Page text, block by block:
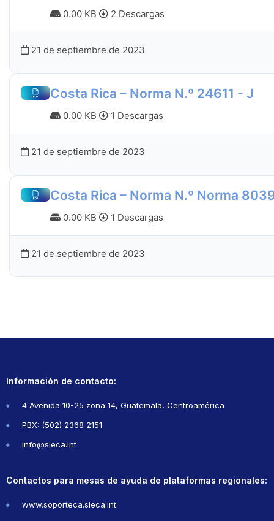
0.00 KB 2 Descargas
21 de septiembre de 2023
Costa Rica – Norma N.º 24611 - J
0.00 KB 1 Descargas
21 de septiembre de 2023
Costa Rica – Norma N.º Norma
0.00 KB 1 Descargas
21 de septiembre de 2023
Información de contacto:
4 Avenida 10-25 zona 14, Guatemala, Centroamérica
PBX: (502) 2368 2151
info@sieca.int
Contactos para mesas de ayuda de plataformas regionales:
www.soporteca.sieca.int